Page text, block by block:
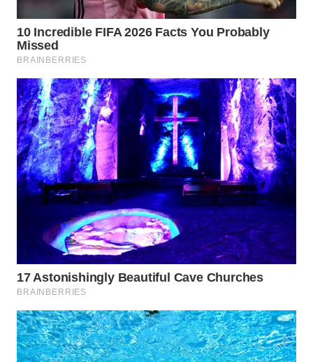
WN
TAPANULI
UTARA
WN
SAMOSIR
WN
PADANG
LAWAS
WN
SUMEDANG
WN
CIANJUR
WN
KEPULAUAN
SERIBU